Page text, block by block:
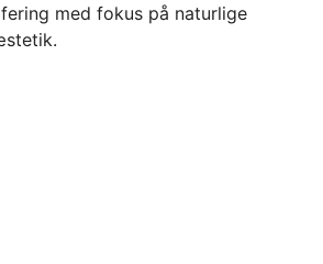
med fokus på naturlige